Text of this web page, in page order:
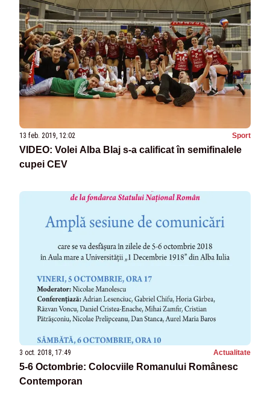
13 feb. 2019, 12:02 Sport
VIDEO: Volei Alba Blaj s-a calificat în semifinalele
cupei CEV
3 oct. 2018, 17:49 Actualitate
5-6 Octombrie: Colocviile Romanului Românesc
Contemporan